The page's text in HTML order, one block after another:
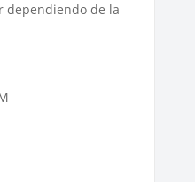
dependiendo de la